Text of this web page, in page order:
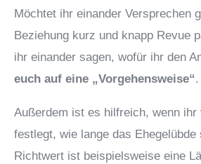
Möchtet ihr einander Versprechen
Beziehung kurz und knapp Revue
ihr einander sagen, wofür ihr den
euch auf eine „Vorgehensweise“.
Außerdem ist es hilfreich, wenn ihr
festlegt, wie lange das
Richtwert ist beispielsweise eine